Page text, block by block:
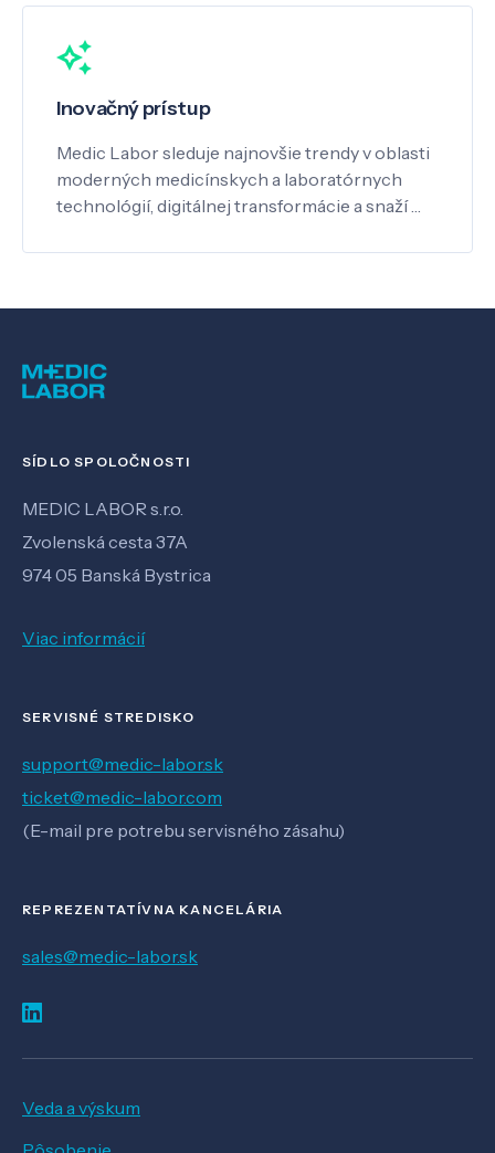
Inovačný prístup
Medic Labor sleduje najnovšie trendy v oblasti
moderných medicínskych a laboratórnych
technológií, digitálnej transformácie a snaží …
SÍDLO SPOLOČNOSTI
MEDIC LABOR s.r.o.
Zvolenská cesta 37A
974 05 Banská Bystrica
Viac informácií
SERVISNÉ STREDISKO
support@medic-labor.sk
ticket@medic-labor.com
(E-mail pre potrebu servisného zásahu)
REPREZENTATÍVNA KANCELÁRIA
sales@medic-labor.sk
Veda a výskum